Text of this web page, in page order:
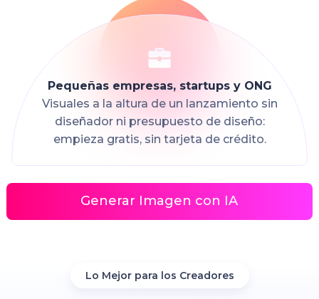
Pequeñas empresas, startups y ONG
Visuales a la altura de un lanzamiento sin
diseñador ni presupuesto de diseño:
empieza gratis, sin tarjeta de crédito.
Generar Imagen con IA
Lo Mejor para los Creadores